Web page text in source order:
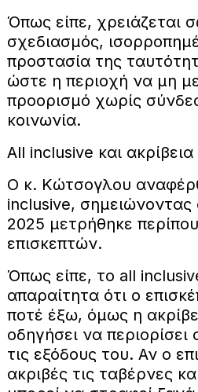
Όπως είπε, χρειάζεται
σχεδιασμός,
προστασία της
ώστε η περιοχή να μη
προορισμό χωρίς
κοινωνία.
All inclusive και ακρίβεια
Ο κ. Κώτσογλου
inclusive, σημειώνοντας
2025 μετρήθηκε
επισκεπτών.
Όπως είπε, το all
απαραίτητα ότι ο
ποτέ έξω, όμως η
οδηγήσει να
τις εξόδους του. Αν ο
ακριβές τις ταβέρνες